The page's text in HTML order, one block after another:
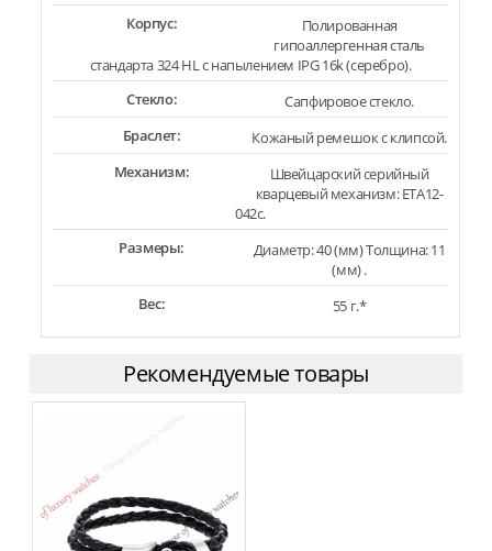
Корпус:
Полированная
гипоаллергенная сталь
стандарта 324 HL с напылением IPG 16k (серебро).
Стекло:
Сапфировое стекло.
Браслет:
Кожаный ремешок с клипсой.
Механизм:
Швейцарский серийный
кварцевый механизм: ETA12-
042c.
Размеры:
Диаметр: 40 (мм) Толщина: 11
(мм) .
Вес:
55 г.*
Рекомендуемые товары